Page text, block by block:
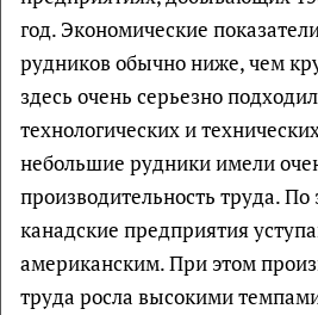
год. Экономические
рудников обычно ниже, чем
здесь очень серьезно
технологических и
небольшие рудники имели
производительность труда.
канадские предприятия
американским. При этом
труда росла высокими